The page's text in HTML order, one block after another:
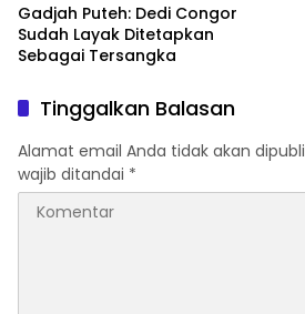
Gadjah Puteh: Dedi Congor
Sudah Layak Ditetapkan
Sebagai Tersangka
Tinggalkan Balasan
Alamat email Anda tidak akan
wajib ditandai *